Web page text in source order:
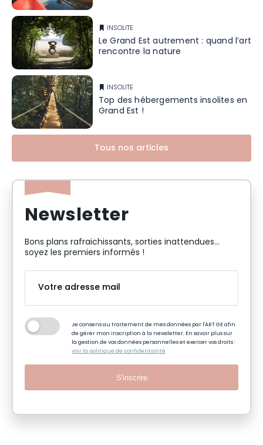
INSOLITE
Le Grand Est autrement : quand l’art
rencontre la nature
INSOLITE
Top des hébergements insolites en
Grand Est !
Tous nos articles
Newsletter
Bons plans rafraichissants, sorties inattendues…
soyez les premiers informés !
Je consens au traitement de mes données par l'ART GE afin
de gérer mon inscription à la newsletter. En savoir plus sur
la gestion de vos données personnelles et exercer vos droits :
voir la politique de confidentialité
S'inscrire